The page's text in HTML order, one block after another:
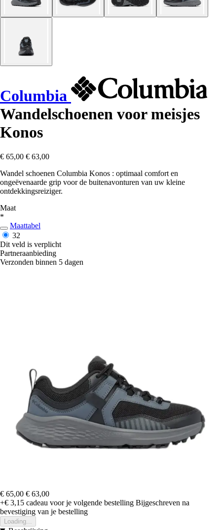
Columbia
Wandelschoenen voor meisjes
Konos
€ 65,00 € 63,00
Wandel schoenen Columbia Konos : optimaal comfort en
ongeëvenaarde grip voor de buitenavonturen van uw kleine
ontdekkingsreiziger.
Maat
*
Maattabel
32
Dit veld is verplicht
Partneraanbieding
Verzonden binnen 5 dagen
€ 65,00 € 63,00
+€ 3,15 cadeau voor je volgende bestelling Bijgeschreven na
bevestiging van je bestelling
Loading...